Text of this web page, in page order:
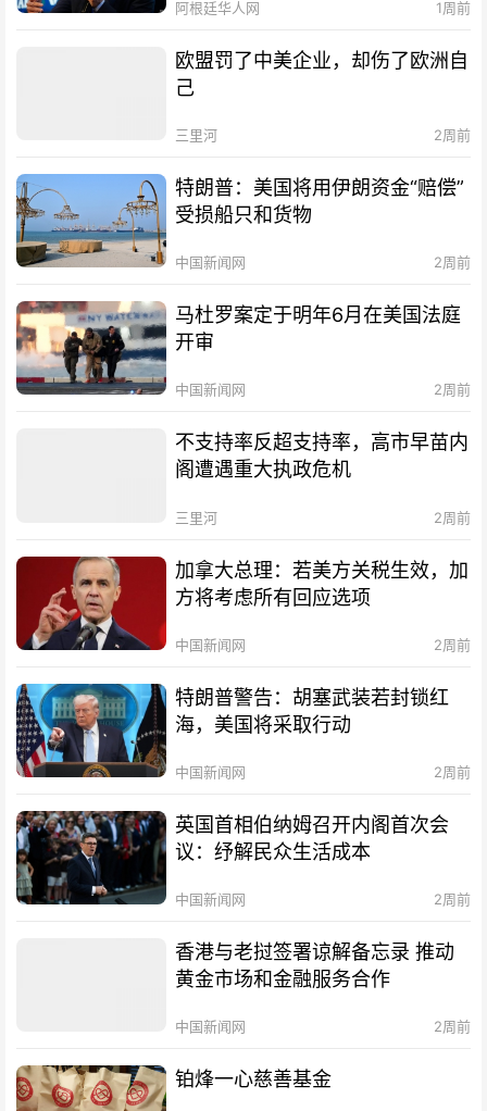
阿根廷华人网 1周前
欧盟罚了中美企业，却伤了欧洲自
己
三里河 2周前
特朗普：美国将用伊朗资金“赔偿”
受损船只和货物
中国新闻网 2周前
马杜罗案定于明年6月在美国法庭
开审
中国新闻网 2周前
不支持率反超支持率，高市早苗内
阁遭遇重大执政危机
三里河 2周前
加拿大总理：若美方关税生效，加
方将考虑所有回应选项
中国新闻网 2周前
特朗普警告：胡塞武装若封锁红
海，美国将采取行动
中国新闻网 2周前
英国首相伯纳姆召开内阁首次会
议：纾解民众生活成本
中国新闻网 2周前
香港与老挝签署谅解备忘录 推动
黄金市场和金融服务合作
中国新闻网 2周前
铂烽一心慈善基金